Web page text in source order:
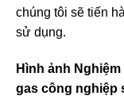
chúng tôi sẽ tiến
sử dụng.
Hình ảnh
gas công nghiệp